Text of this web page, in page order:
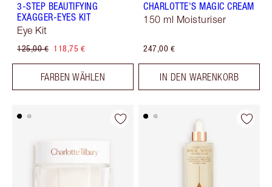
3-STEP BEAUTIFYING
EXAGGER-EYES KIT
Eye Kit
125,00 € 118,75 €
FARBEN WÄHLEN
CHARLOTTE'S MAGIC CREAM
150 ml Moisturiser
247,00 €
IN DEN WARENKORB